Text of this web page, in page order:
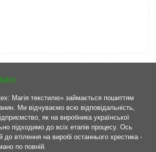
Магія текстилю» займається пошиттям
Ми відчуваємо всю відповідальність,
як на виробника української
підходимо до всіх етапів процесу. Ось
до втілення на виробі останнього хрестика -
по повній.